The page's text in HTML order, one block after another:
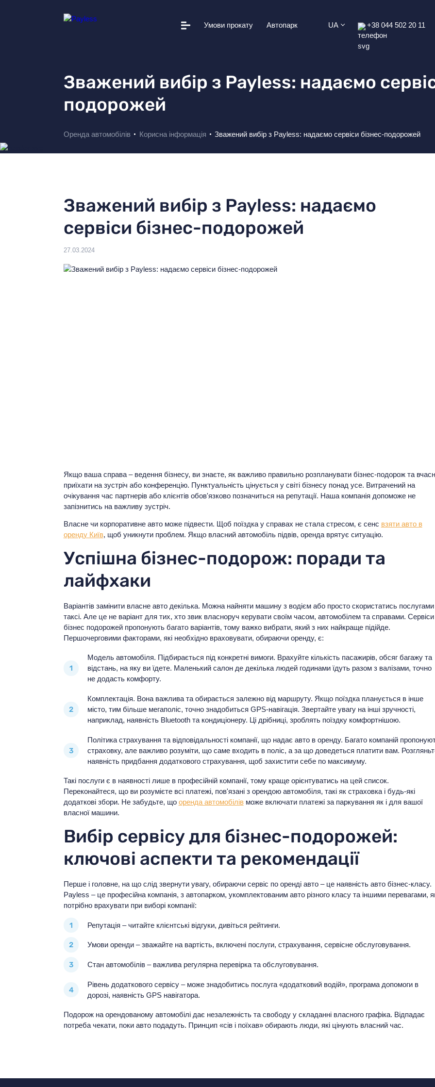
Умови прокату Автопарк UA +38 044 502 20 11
Додаткові послуги
Вам це допоможе
Зважений вибір з Payless: надаємо
подорожей
Оренда автомобілів Корисна інформація Зважений вибір з Payless: надаємо сервіси бізнес-подорожей
Зважений вибір з Payless: надаємо
сервіси бізнес-подорожей
27.03.2024
Якщо ваша справа – ведення бізнесу, ви знаєте, як важливо правильно розпланувати бізнес-подорож та
приїхати на зустріч або конференцію. Пунктуальність цінується у світі бізнесу понад усе. Витрачений на
очікування час партнерів або клієнтів обов'язково позначиться на репутації. Наша компанія допоможе не
запізнитись на важливу зустріч.
Власне чи корпоративне авто може підвести. Щоб поїздка у справах не стала стресом, є сенс взяти авто в
оренду Київ, щоб уникнути проблем. Якщо власний автомобіль підвів, оренда врятує ситуацію.
Успішна бізнес-подорож: поради та
лайфхаки
Варіантів замінити власне авто декілька. Можна найняти машину з водієм або просто скористатись послугами
таксі. Але це не варіант для тих, хто звик власноруч керувати своїм часом, автомобілем та справами. Сервіси
бізнес подорожей пропонують багато варіантів, тому важко вибрати, який з них найкраще підійде.
Першочерговими факторами, які необхідно враховувати, обираючи оренду, є:
Модель автомобіля. Підбирається під конкретні вимоги. Врахуйте кількість пасажирів, обсяг багажу та
відстань, на яку ви їдете. Маленький салон де декілька людей годинами їдуть разом з валізами, точно
не додасть комфорту.
Комплектація. Вона важлива та обирається залежно від маршруту. Якщо поїздка планується в інше
місто, тим більше мегаполіс, точно знадобиться GPS-навігація. Звертайте увагу на інші зручності,
наприклад, наявність Bluetooth та кондиціонеру. Ці дрібниці, зроблять поїздку комфортнішою.
Політика страхування та відповідальності компанії, що надає авто в оренду. Багато компаній
страховку, але важливо розуміти, що саме входить в поліс, а за що доведеться платити вам.
наявність придбання додаткового страхування, щоб захистити себе по максимуму.
Такі послуги є в наявності лише в професійній компанії, тому краще орієнтуватись на цей список.
Переконайтеся, що ви розумієте всі платежі, пов'язані з орендою автомобіля, такі як страховка і будь-які
додаткові збори. Не забудьте, що оренда автомобілівможе включати платежі за паркування як і для вашої
власної машини.
Вибір сервісу для бізнес-подорожей:
ключові аспекти та рекомендації
Перше і головне, на що слід звернути увагу, обираючи сервіс по оренді авто – це наявність авто бізнес-класу.
Payless – це професійна компанія, з автопарком, укомплектованим авто різного класу та іншими перевагами,
потрібно врахувати при виборі компанії:
Репутація – читайте клієнтські відгуки, дивіться рейтинги.
Умови оренди – зважайте на вартість, включені послуги, страхування, сервісне обслуговування.
Стан автомобілів – важлива регулярна перевірка та обслуговування.
Рівень додаткового сервісу – може знадобитись послуга «додатковий водій», програма допомоги в
дорозі, наявність GPS навігатора.
Подорож на орендованому автомобілі дає незалежність та свободу у складанні власного графіка. Відпадає
потреба чекати, поки авто подадуть. Принцип «сів і поїхав» обирають люди, які цінують власний час.